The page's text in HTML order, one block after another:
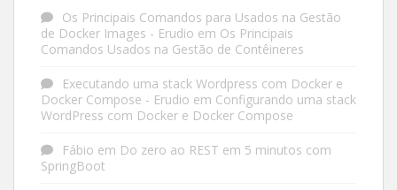
Os Principais Comandos para Usados na Gestão
de Docker Images - Erudio em Os Principais
Comandos Usados na Gestão de Contêineres
Executando uma stack Wordpress com Docker e
Docker Compose - Erudio em Configurando uma stack
WordPress com Docker e Docker Compose
Fábio em Do zero ao REST em 5 minutos com
SpringBoot